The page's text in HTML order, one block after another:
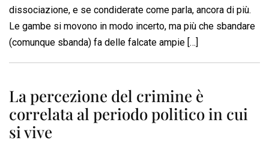
dissociazione, e se condiderate come parla, ancora di più.
Le gambe si movono in modo incerto, ma più che sbandare
(comunque sbanda) fa delle falcate ampie […]
La percezione del crimine è
correlata al periodo politico in cui
si vive